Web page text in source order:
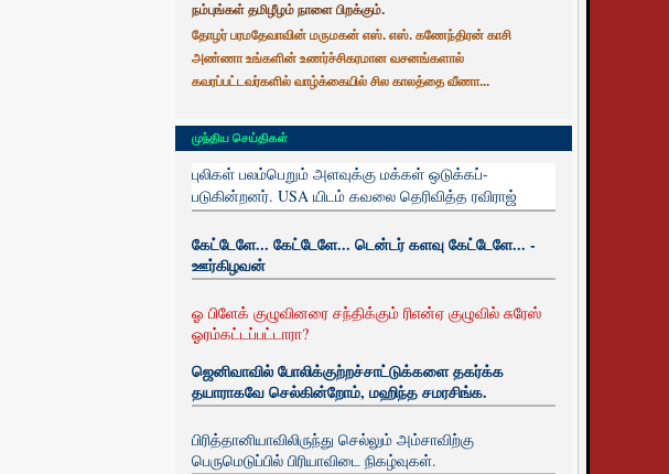
நம்புங்கள் தமிழீழம் நாளை பிறக்கும்.
தோழர் பரமதேவாவின் மருமகன் எஸ். எஸ். கணேந்திரன் காசி
அண்ணா உங்களின் உணர்ச்சிகரமான வசனங்களால்
கவரப்பட்டவர்களில் வாழ்க்கையில் சில காலத்தை வீணா...
முந்திய செய்திகள்
புலிகள் பலம்பெறும் அளவுக்கு மக்கள் ஒடுக்கப்-
படுகின்றனர். USA யிடம் கவலை தெரிவித்த ரவிராஜ்
கேட்டேளே... கேட்டேளே... டென்டர் களவு கேட்டேளே... -
ஊர்கிழவன்
ஓ பிளேக் குழுவினரை சந்திக்கும் ரிஎன்ஏ குழுவில் சுரேஸ்
ஓரம்கட்டப்பட்டாரா?
ஜெனிவாவில் போலிக்குற்றச்சாட்டுக்களை தகர்க்க
தயாராகவே செல்கின்றோம், மஹிந்த சமரசிங்க.
பிரித்தானியாவிலிருந்து செல்லும் அம்சாவிற்கு
பெருமெடுப்பில் பிரியாவிடை நிகழ்வுகள்.